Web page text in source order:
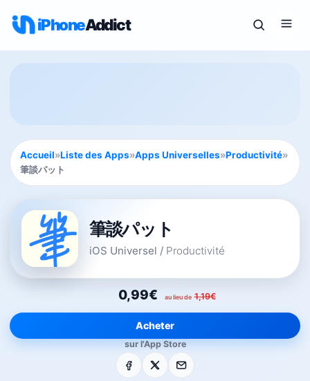
iPhoneAddict
Accueil»Liste des Apps»Apps Universelles»Productivité»
筆談パット
筆談パット
iOS Universel / Productivité
0,99€ au lieu de 1,19€
Acheter
sur l'App Store
Facebook E-mail